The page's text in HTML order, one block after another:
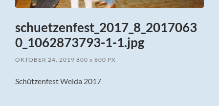
schuetzenfest_2017_8_2017063
0_1062873793-1-1.jpg
OKTOBER 24, 2019 800x 800 PX
Schützenfest Welda 2017